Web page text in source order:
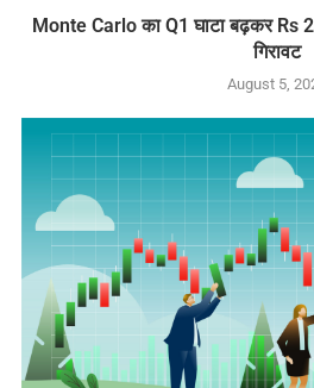
Monte Carlo का Q1 घाटा बढ़कर Rs
गिरावट
August 5,